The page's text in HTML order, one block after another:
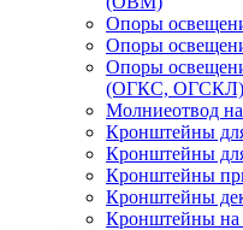
Опоры
Опоры
Опоры
(ОГКС, ОГСКЛ)
Молниеотвод
Кронштейны
Кронштейны
Кронштейны
Кронштейны
Кронштейны на